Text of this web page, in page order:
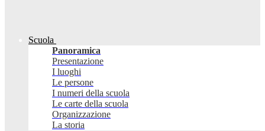
Scuola
Panoramica
Presentazione
I luoghi
Le persone
I numeri della scuola
Le carte della scuola
Organizzazione
La storia